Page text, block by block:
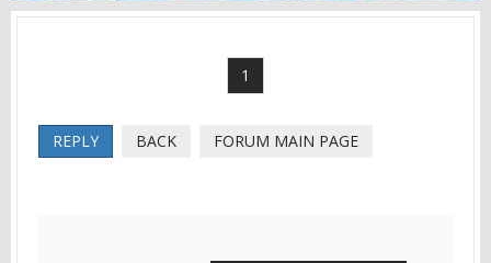
1
REPLY BACK FORUM MAIN PAGE